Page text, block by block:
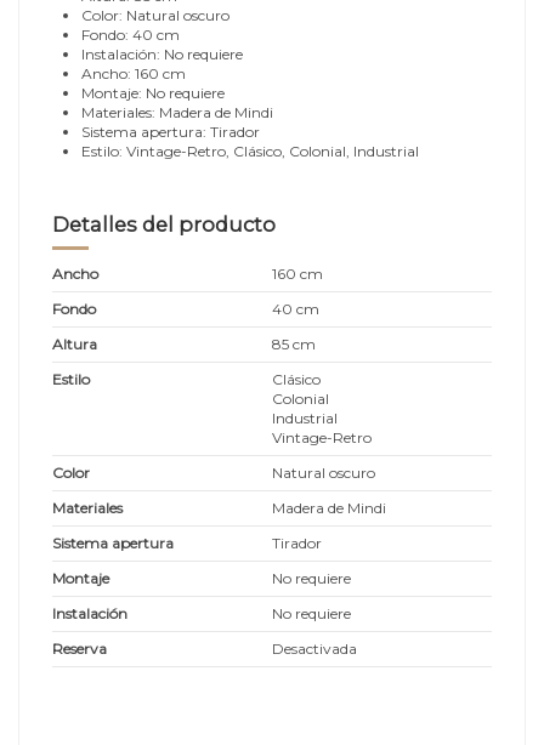
Color: Natural oscuro
Fondo: 40 cm
Instalación: No requiere
Ancho: 160 cm
Montaje: No requiere
Materiales: Madera de Mindi
Sistema apertura: Tirador
Estilo: Vintage-Retro, Clásico, Colonial, Industrial
Detalles del producto
Ancho
160 cm
Fondo
40 cm
Altura
85 cm
Estilo
Clásico
Colonial
Industrial
Vintage-Retro
Color
Natural oscuro
Materiales
Madera de Mindi
Sistema apertura
Tirador
Montaje
No requiere
Instalación
No requiere
Reserva
Desactivada